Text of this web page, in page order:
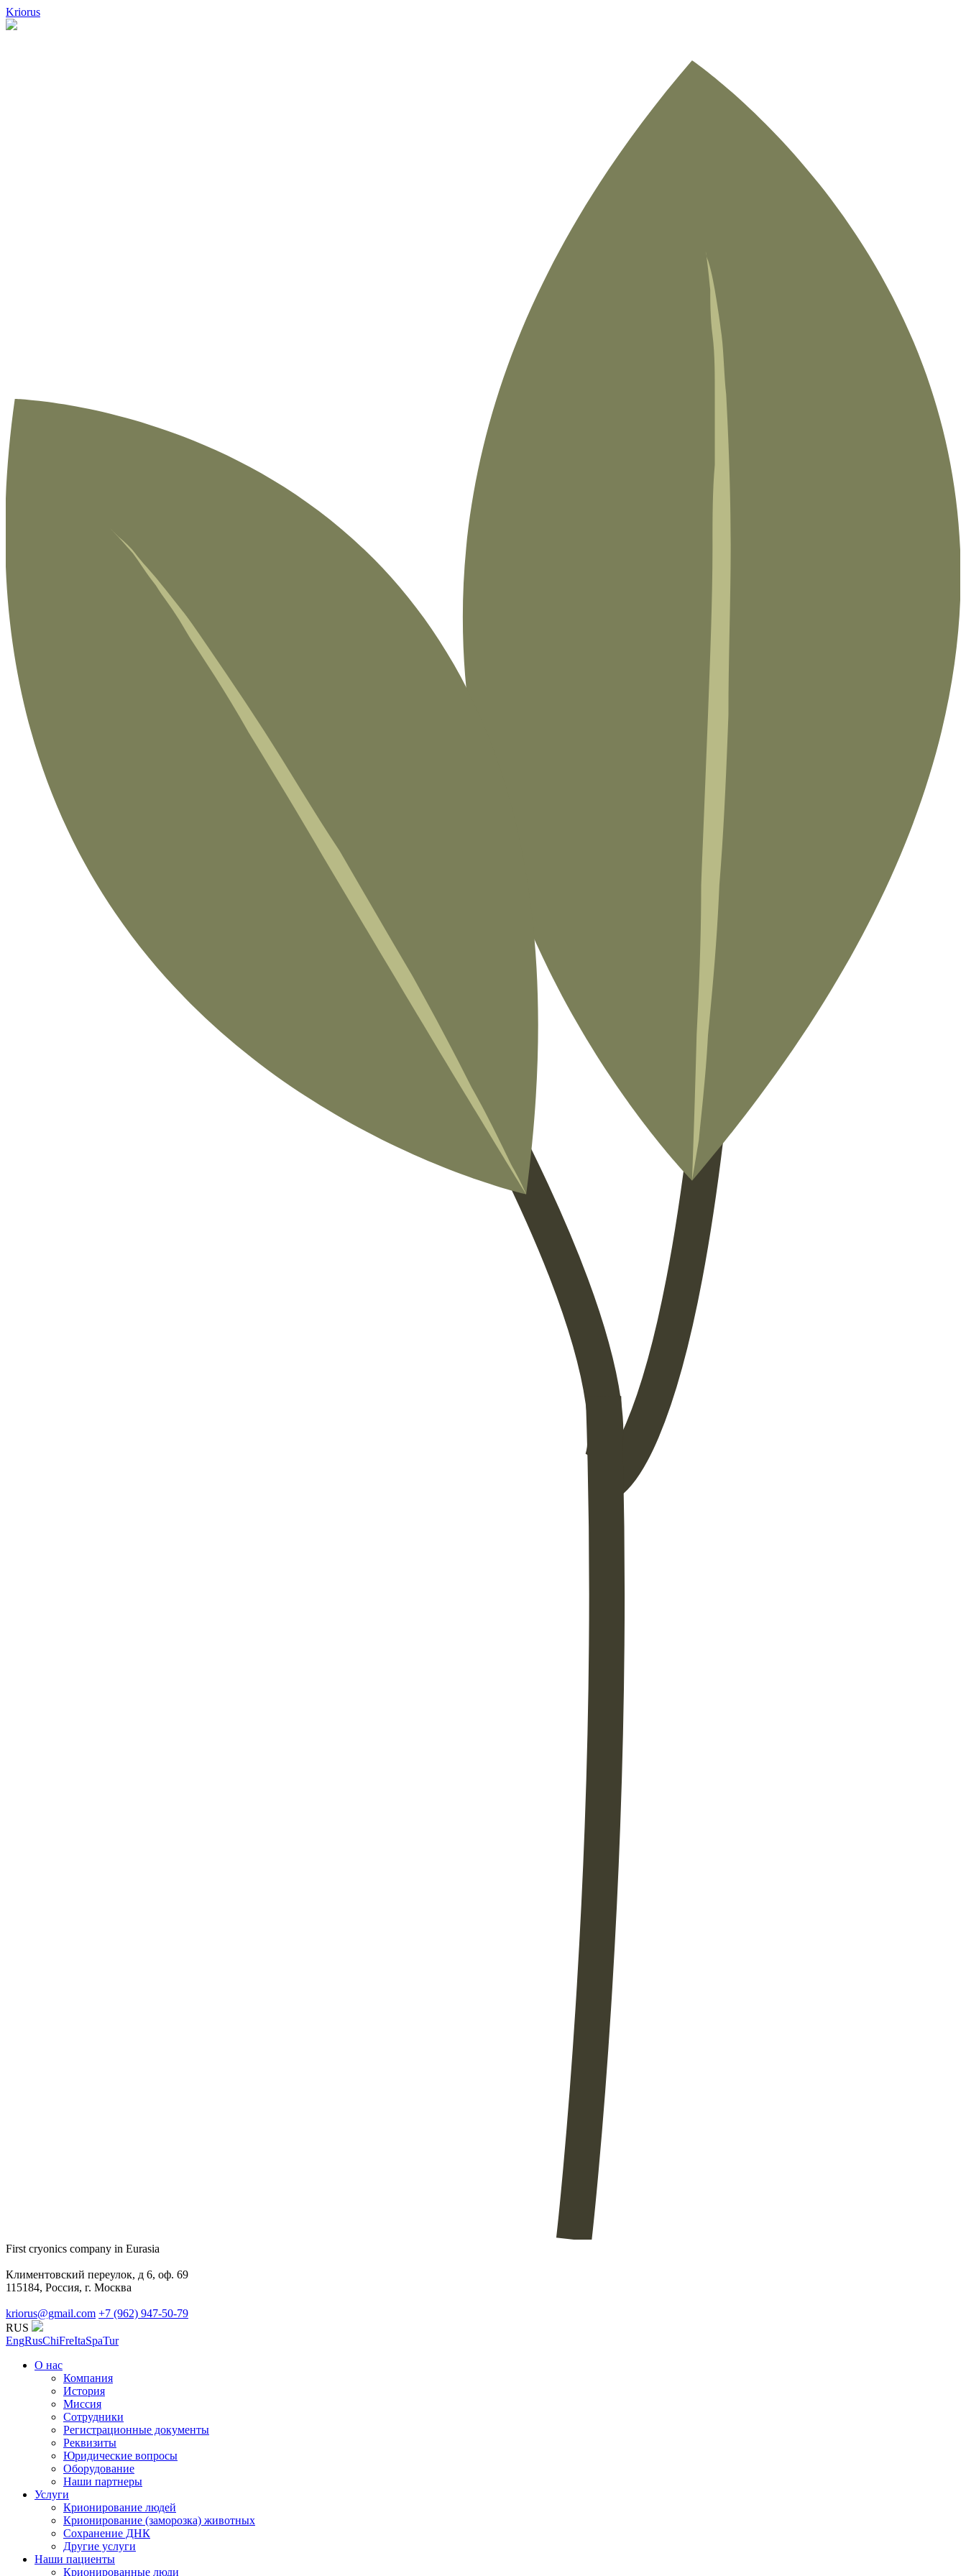
Kriorus
First cryonics company in Eurasia
Климентовский переулок, д 6, оф. 69
115184, Россия, г. Москва
kriorus@gmail.com +7 (962) 947-50-79
RUS
EngRusChiFreItaSpaTur
О нас
Компания
История
Миссия
Сотрудники
Регистрационные документы
Реквизиты
Юридические вопросы
Оборудование
Наши партнеры
Услуги
Крионирование людей
Крионирование (заморозка) животных
Сохранение ДНК
Другие услуги
Наши пациенты
Крионированные люди